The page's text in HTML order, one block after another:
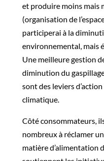
et produire moins mais
(organisation de
participerai à la
environnemental, mais
Une meilleure gestion
diminution du
sont des leviers
climatique.
Côté consommateurs,
nombreux à réclamer
matière d’alimentation